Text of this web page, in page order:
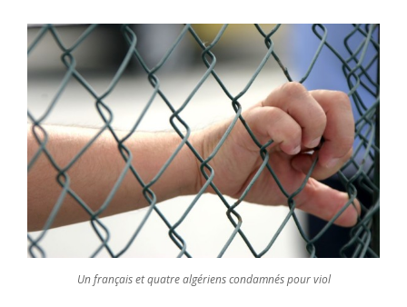
Un français et quatre algériens condamnés pour viol